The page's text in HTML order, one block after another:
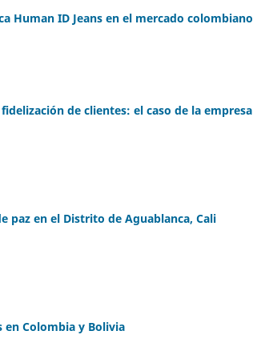
Human ID Jeans en el mercado colombiano
de clientes: el caso de la empresa
paz en el Distrito de Aguablanca, Cali
en Colombia y Bolivia